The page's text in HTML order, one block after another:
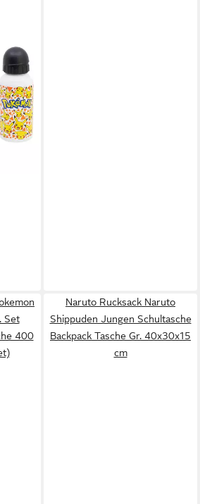
bei dir
Set
400
Naruto Rucksack Naruto
Shippuden Jungen Schultasche
Backpack Tasche Gr. 40x30x15
cm